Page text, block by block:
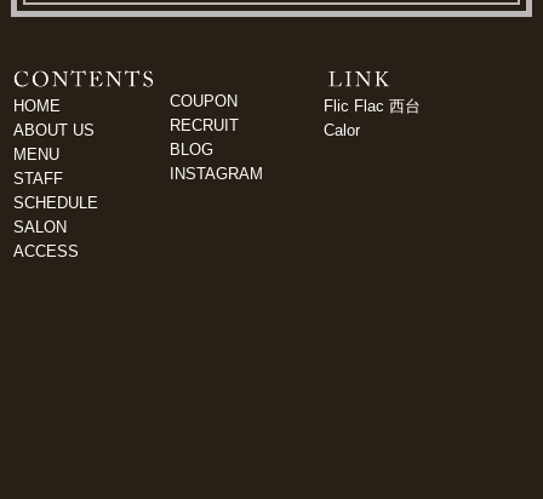
HOME
ABOUT US
MENU
STAFF
SCHEDULE
SALON
ACCESS
COUPON
RECRUIT
BLOG
INSTAGRAM
Flic Flac 西台
Calor